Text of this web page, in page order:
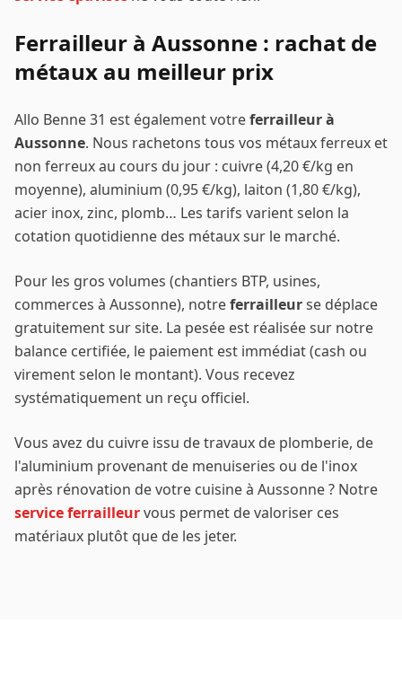
Ferrailleur à Aussonne : rachat de
métaux au meilleur prix
Allo Benne 31 est également votreferrailleur à
Aussonne. Nous rachetons tous vos métaux ferreux et
non ferreux au cours du jour : cuivre (4,20 €/kg en
moyenne), aluminium (0,95 €/kg), laiton (1,80 €/kg),
acier inox, zinc, plomb… Les tarifs varient selon la
cotation quotidienne des métaux sur le marché.
Pour les gros volumes (chantiers BTP, usines,
commerces à Aussonne), notreferrailleurse déplace
gratuitement sur site. La pesée est réalisée sur notre
balance certifiée, le paiement est immédiat (cash ou
virement selon le montant). Vous recevez
systématiquement un reçu officiel.
Vous avez du cuivre issu de travaux de plomberie, de
l'aluminium provenant de menuiseries ou de l'inox
après rénovation de votre cuisine à Aussonne? Notre
service ferrailleurvous permet de valoriser ces
matériaux plutôt que de les jeter.